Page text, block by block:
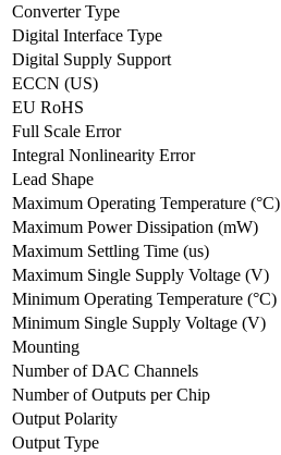
Converter Type
Digital Interface Type
Digital Supply Support
ECCN (US)
EU RoHS
Full Scale Error
Integral Nonlinearity Error
Lead Shape
Maximum Operating Temperature (°C)
Maximum Power Dissipation (mW)
Maximum Settling Time (us)
Maximum Single Supply Voltage (V)
Minimum Operating Temperature (°C)
Minimum Single Supply Voltage (V)
Mounting
Number of DAC Channels
Number of Outputs per Chip
Output Polarity
Output Type